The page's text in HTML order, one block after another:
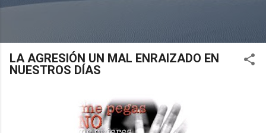
LA AGRESIÓN UN MAL ENRAIZADO EN
NUESTROS DÍAS